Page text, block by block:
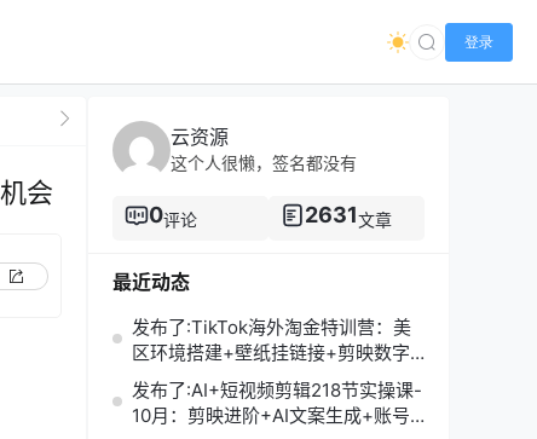
登录
会
云资源
这个人很懒，签名都没有
0评论 2631文章
最近动态
发布了:TikTok海外淘金特训营：美
区环境搭建+壁纸挂链接+剪映数字
人，月入1.5万
发布了:AI+短视频剪辑218节实操课-
10月：剪映进阶+AI文案生成+账号